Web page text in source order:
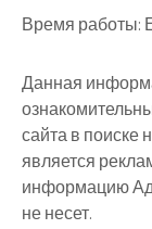
Время работы:
Данная
сайта в поиске
является
информацию
не несет.